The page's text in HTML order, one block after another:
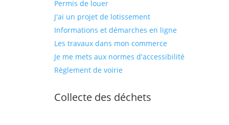
Permis de louer
J'ai un projet de lotissement
Informations et démarches en ligne
Les travaux dans mon commerce
Je me mets aux normes d'accessibilité
Règlement de voirie
Collecte des déchets